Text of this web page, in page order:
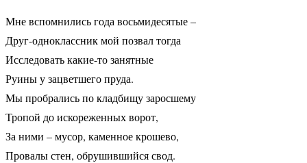
Мне вспомнились года восьмидесятые –
Друг-одноклассник мой позвал тогда
Исследовать какие-то занятные
Руины у зацветшего пруда.
Мы пробрались по кладбищу заросшему
Тропой до искореженных ворот,
За ними – мусор, каменное крошево,
Провалы стен, обрушившийся свод.